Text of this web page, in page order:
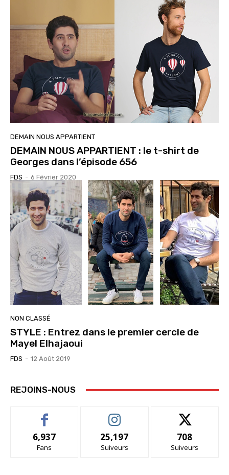
DEMAIN NOUS APPARTIENT
DEMAIN NOUS APPARTIENT : le t-shirt de
Georges dans l’épisode 656
FDS - 6 Février 2020
NON CLASSÉ
STYLE : Entrez dans le premier cercle de
Mayel Elhajaoui
FDS - 12 Août 2019
REJOINS-NOUS
6,937
Fans
25,197
Suiveurs
708
Suiveurs